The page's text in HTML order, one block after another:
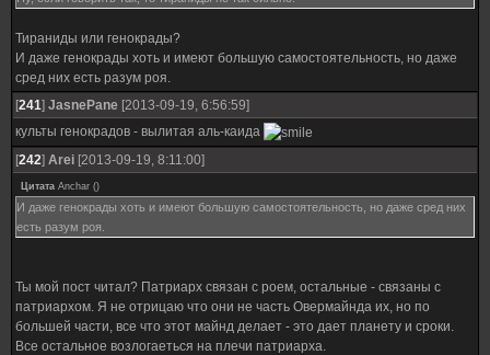
Тираниды или генокрады?
И даже генокрады хоть и имеют большую самостоятельность, но даже
сред них есть разум роя.
[241] JasnePane [2013-09-19, 6:56:59]
культы генокрадов - вылитая аль-каида
[242] Arei [2013-09-19, 8:11:00]
Цитата Anchar ()
И даже генокрады хоть и имеют большую самостоятельность, но даже сред них
есть разум роя.
Ты мой пост читал? Патриарх связан с роем, остальные - связаны с
патриархом. Я не отрицаю что они не часть Овермайнда их, но по
большей части, все что этот майнд делает - это дает планету и сроки.
Все остальное возлогаеться на плечи патриарха.